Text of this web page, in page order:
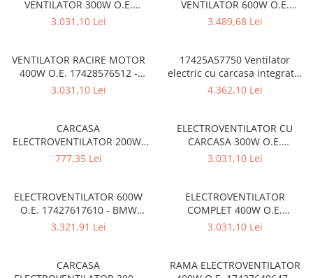
VENTILATOR 300W O.E.
17428591440 - BMW SERIA 3
3.031,10 Lei
VENTILATOR 600W O.E.
17428591443 - BMW SERIA 3
3.489,68 Lei
VENTILATOR RACIRE MOTOR
400W O.E. 17428576512 -
BMW SERIA 5 G30 G31
3.031,10 Lei
17425A57750 Ventilator
electric cu carcasa integrata,
1000W - BMW X5 G05 F95 M,
4.362,10 Lei
CARCASA
ELECTROVENTILATOR 200W-
400W O.E. 17427637188 -
777,35 Lei
ELECTROVENTILATOR CU
CARCASA 300W O.E.
17427617608 - BMW SERIA 2
3.031,10 Lei
ELECTROVENTILATOR 600W
O.E. 17427617610 - BMW
SERIA 2 F45 F46 , X1 F48 , X2
3.321,91 Lei
ELECTROVENTILATOR
COMPLET 400W O.E.
17427617609 - BMW SERIA 2
3.031,10 Lei
CARCASA
RAMA ELECTROVENTILATOR